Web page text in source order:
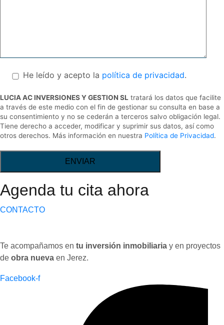
He leído y acepto la política de privacidad.
LUCIA AC INVERSIONES Y GESTION SL tratará los datos que facilite
a través de este medio con el fin de gestionar su consulta en base a
su consentimiento y no se cederán a terceros salvo obligación legal.
Tiene derecho a acceder, modificar y suprimir sus datos, así como
otros derechos. Más información en nuestra Política de Privacidad.
ENVIAR
Agenda tu cita ahora
CONTACTO
Te acompañamos en tu inversión inmobiliaria y en proyectos
de obra nueva en Jerez.
Facebook-f